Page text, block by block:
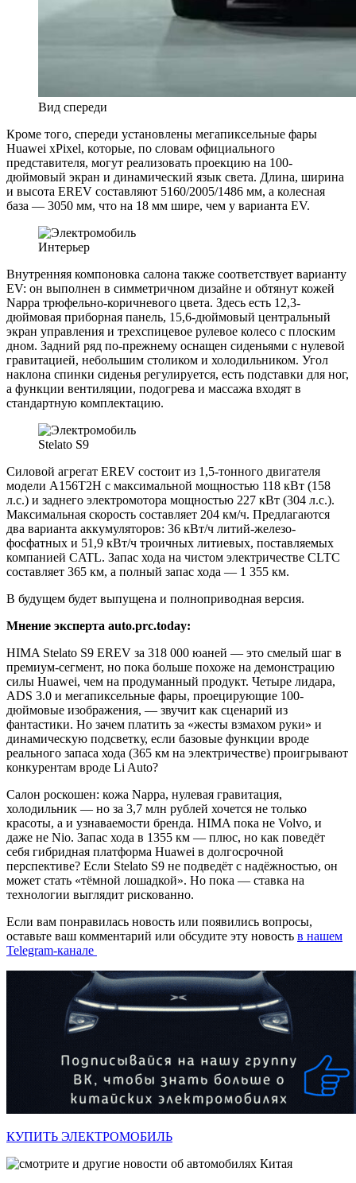
Вид спереди
Кроме того, спереди установлены мегапиксельные фары
Huawei xPixel, которые, по словам официального
представителя, могут реализовать проекцию на 100-
дюймовый экран и динамический язык света. Длина, ширина
и высота EREV составляют 5160/2005/1486 мм, а колесная
база — 3050 мм, что на 18 мм шире, чем у варианта EV.
Интерьер
Внутренняя компоновка салона также соответствует варианту
EV: он выполнен в симметричном дизайне и обтянут кожей
Nappa трюфельно-коричневого цвета. Здесь есть 12,3-
дюймовая приборная панель, 15,6-дюймовый центральный
экран управления и трехспицевое рулевое колесо с плоским
дном. Задний ряд по-прежнему оснащен сиденьями с нулевой
гравитацией, небольшим столиком и холодильником. Угол
наклона спинки сиденья регулируется, есть подставки для ног,
а функции вентиляции, подогрева и массажа входят в
стандартную комплектацию.
Stelato S9
Силовой агрегат EREV состоит из 1,5-тонного двигателя
модели A156T2H с максимальной мощностью 118 кВт (158
л.с.) и заднего электромотора мощностью 227 кВт (304 л.с.).
Максимальная скорость составляет 204 км/ч. Предлагаются
два варианта аккумуляторов: 36 кВт/ч литий-железо-
фосфатных и 51,9 кВт/ч троичных литиевых, поставляемых
компанией CATL. Запас хода на чистом электричестве CLTC
составляет 365 км, а полный запас хода — 1 355 км.
В будущем будет выпущена и полноприводная версия.
Мнение эксперта auto.prc.today:
HIMA Stelato S9 EREV за 318 000 юаней — это смелый шаг в
премиум-сегмент, но пока больше похоже на демонстрацию
силы Huawei, чем на продуманный продукт. Четыре лидара,
ADS 3.0 и мегапиксельные фары, проецирующие 100-
дюймовые изображения, — звучит как сценарий из
фантастики. Но зачем платить за «жесты взмахом руки» и
динамическую подсветку, если базовые функции вроде
реального запаса хода (365 км на электричестве) проигрывают
конкурентам вроде Li Auto?
Салон роскошен: кожа Nappa, нулевая гравитация,
холодильник — но за 3,7 млн рублей хочется не только
красоты, а и узнаваемости бренда. HIMA пока не Volvo, и
даже не Nio. Запас хода в 1355 км — плюс, но как поведёт
себя гибридная платформа Huawei в долгосрочной
перспективе? Если Stelato S9 не подведёт с надёжностью, он
может стать «тёмной лошадкой». Но пока — ставка на
технологии выглядит рискованно.
Если вам понравилась новость или появились вопросы,
оставьте ваш комментарий или обсудите эту новость в нашем
Telegram-канале
КУПИТЬ ЭЛЕКТРОМОБИЛЬ